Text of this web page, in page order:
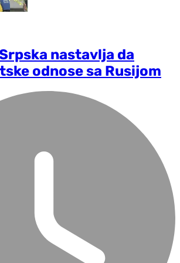
nastavlja da
odnose sa Rusijom